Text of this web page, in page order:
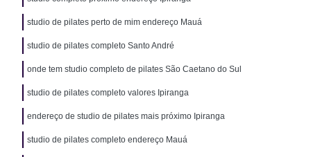
studio de pilates perto de mim endereço Mauá
studio de pilates completo Santo André
onde tem studio completo de pilates São Caetano do Sul
studio de pilates completo valores Ipiranga
endereço de studio de pilates mais próximo Ipiranga
studio de pilates completo endereço Mauá